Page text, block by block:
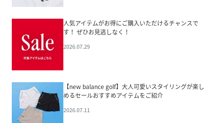
人気アイテムがお得にご購入いただけるチャンスで
す！ ぜひお見逃しなく！
2026.07.29
【new balance golf】大人可愛いスタイリングが楽し
めるセールおすすめアイテムをご紹介
2026.07.11